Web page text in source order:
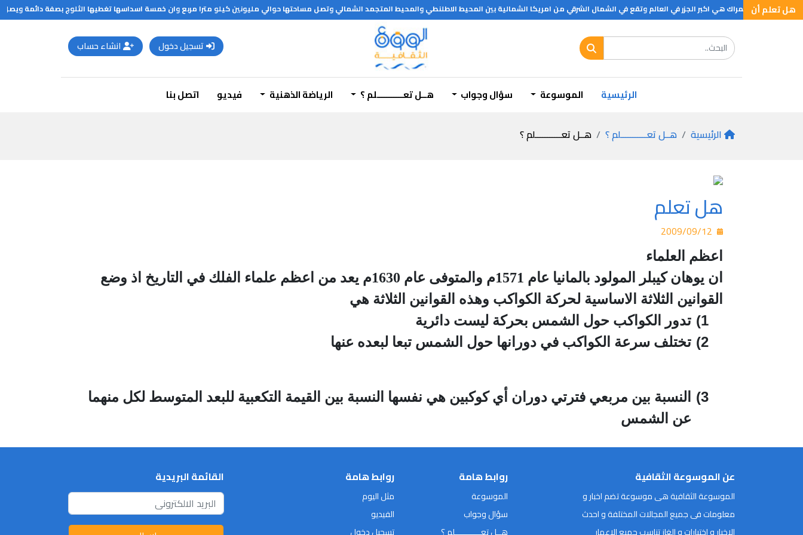
هل تعلم أن
التى تتبع الدانمراك هي اكبر الجزر في العالم وتقع في الشمال الشرقي من امريكا الشمالية بين المحيط الاطلنطي والمحيط المتجمد الشمالي وتصل مساحتها حوالي مليونين كيلو مترا مربع وان خمسة اسداسها تغطيها الثلوج بصفة دائمة ويصل
تسجيل دخول انشاء حساب
الرئيسية الموسوعة سؤال وجواب هــل تعـــــــــــلم ؟ الرياضة الذهنية فيديو اتصل بنا
الرئيسية هــل تعـــــــــــلم ؟ هــل تعـــــــــــلم ؟
هل تعلم
اعظم العلماء
ان يوهان كيبلر المولود بالمانيا عام 1571م والمتوفى عام 1630م يعد من اعظم علماء الفلك في التاريخ اذ وضع
القوانين الثلاثة الاساسية لحركة الكواكب وهذه القوانين الثلاثة هي
1) تدور الكواكب حول الشمس بحركة ليست دائرية
2) تختلف سرعة الكواكب في دورانها حول الشمس تبعا لبعده عنها
3)
النسبة بين مربعي فترتي دوران أي كوكبين هي نفسها النسبة بين القيمة التكعبية للبعد المتوسط لكل منهما
عن الشمس
عن الموسوعة الثقافية
الموسوعة الثقافية هى موسوعة تضم اخبار و
معلومات فى جميع المجالات المختلفة و احدث
روابط هامة
الموسوعة
سؤال وجواب
روابط هامة
مثل اليوم
الفيديو
القائمة البريدية